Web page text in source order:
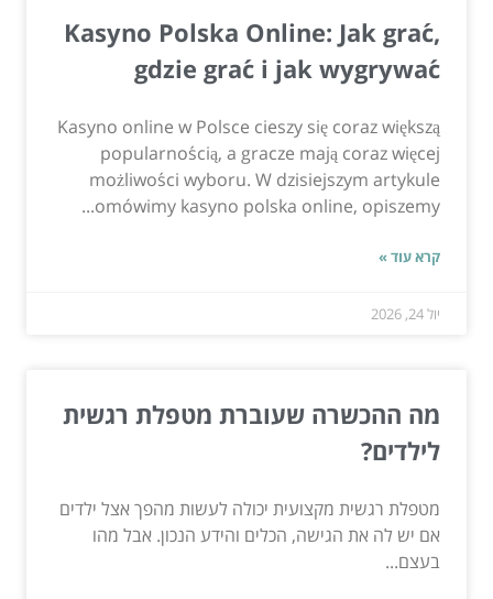
Kasyno Polska Online: Jak grać,
gdzie grać i jak wygrywać
Kasyno online w Polsce cieszy się coraz większą
popularnością, a gracze mają coraz więcej
możliwości wyboru. W dzisiejszym artykule
omówimy kasyno polska online, opiszemy...
קרא עוד »
יול 24, 2026
מה ההכשרה שעוברת מטפלת רגשית
לילדים?
מטפלת רגשית מקצועית יכולה לעשות מהפך אצל ילדים
אם יש לה את הגישה, הכלים והידע הנכון. אבל מהו
בעצם...